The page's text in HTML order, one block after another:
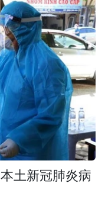
土新冠肺炎病